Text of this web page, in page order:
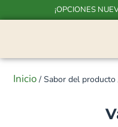
¡OPCIONES
Inicio / Sabor del producto